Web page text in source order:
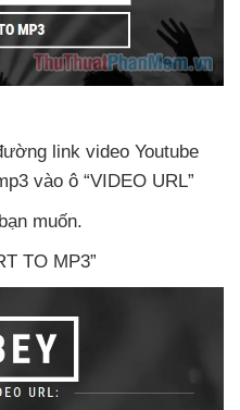
link video Youtube
vào ô “VIDEO URL”
muốn.
TO MP3”